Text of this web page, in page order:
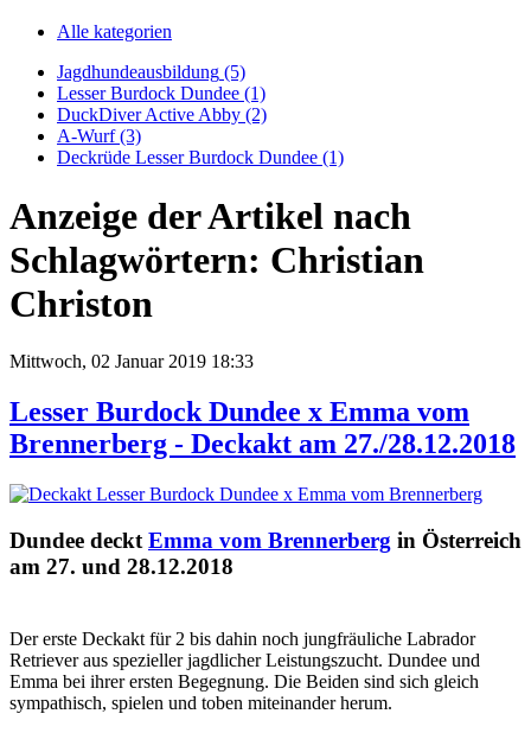
Alle kategorien
Jagdhundeausbildung (5)
Lesser Burdock Dundee (1)
DuckDiver Active Abby (2)
A-Wurf(3)
Deckrüde Lesser Burdock Dundee (1)
Anzeige der Artikel nach
Schlagwörtern: Christian
Christon
Mittwoch, 02 Januar 2019 18:33
Lesser Burdock Dundee x Emma vom
Brennerberg - Deckakt am 27./28.12.2018
Dundee deckt Emma vom Brennerberg in Österreich
am 27. und 28.12.2018
Der erste Deckakt für 2 bis dahin noch jungfräuliche Labrador
Retriever aus spezieller jagdlicher Leistungszucht. Dundee und
Emma bei ihrer ersten Begegnung. Die Beiden sind sich gleich
sympathisch, spielen und toben miteinander herum.